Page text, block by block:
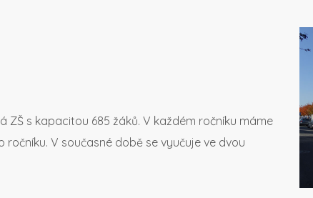
ZŠ s kapacitou 685 žáků. V každém ročníku máme
V současné době se vyučuje ve dvou